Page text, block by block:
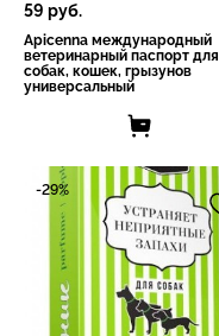
59 руб.
Apicenna международный
ветеринарный паспорт для
собак, кошек, грызунов
универсальный
-29%